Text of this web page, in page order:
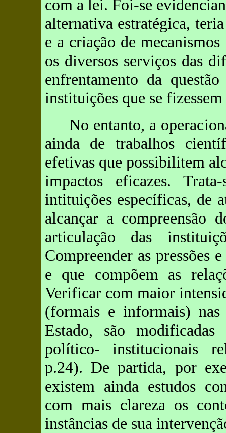
com a lei. Foi-se
alternativa estratégica,
e a criação de
os diversos serviços das
enfrentamento da
instituições que se fizessem
No entanto, a
ainda de trabalhos
efetivas que possibilitem
impactos eficazes.
intituições específicas, de
alcançar a compreensão
articulação das
Compreender as pressões
e que compõem as
Verificar com maior
(formais e informais) nas
Estado, são
político- institucionais
p.24). De partida, por
existem ainda estudos
com mais clareza os
instâncias de sua